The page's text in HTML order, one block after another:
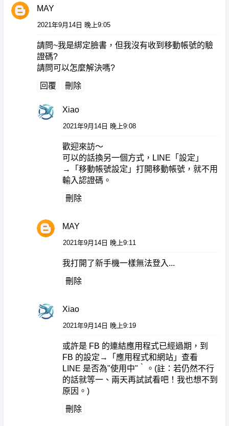
MAY
2021年9月14日 晚上9:05
請問~我是綁定臉書，但我沒有收到移動帳號的驗
證碼?
請問可以怎麼解決嗎?
回覆 刪除
Xiao
2021年9月14日 晚上9:08
歡迎來訪～
可以的話換另一個方式，LINE「設定」
→「移動帳號設定」打開移動帳號，就不用
輸入認證碼。
刪除
MAY
2021年9月14日 晚上9:11
我打開了新手機一樣無法登入...
刪除
Xiao
2021年9月14日 晚上9:19
或許是 FB 的連結應用程式已經過期，到
FB 的設定→「應用程式和網站」查看
LINE 是否為"使用中"‵。(註：若仍然不行
的話就等一、兩天再試試看吧！我也想不到
原因。)
刪除